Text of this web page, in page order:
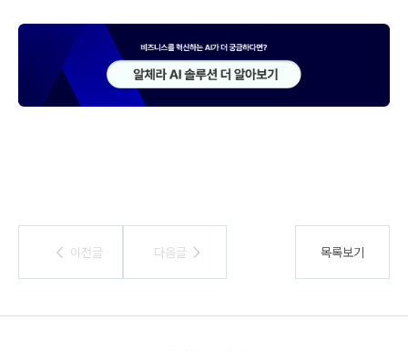
이전글
이전글 다음글
다음글 목록보기